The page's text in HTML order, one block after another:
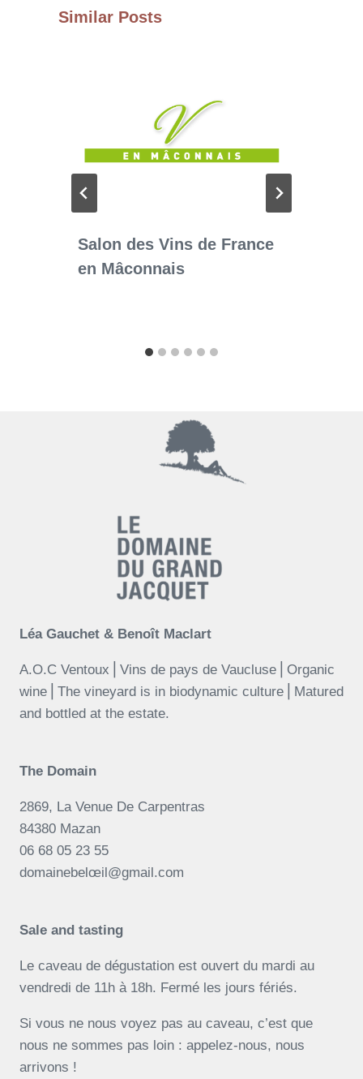
Similar Posts
Salon des Vins de France
en Mâconnais
Léa Gauchet & Benoît Maclart
A.O.C Ventoux⎪Vins de pays de Vaucluse⎪Organic
wine⎪The vineyard is in biodynamic culture⎪Matured
and bottled at the estate.
The Domain
2869, La Venue De Carpentras
84380 Mazan
06 68 05 23 55
domainebelœil@gmail.com
Sale and tasting
Le caveau de dégustation est ouvert du mardi au
vendredi de 11h à 18h. Fermé les jours fériés.
Si vous ne nous voyez pas au caveau, c’est que
nous ne sommes pas loin : appelez-nous, nous
arrivons !